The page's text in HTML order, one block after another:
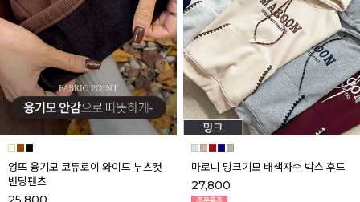
엉뜨 융기모 코듀로이 와이드 부츠컷
밴딩팬츠
마로니 밍크기모 배색자수 박스 후드
27,800